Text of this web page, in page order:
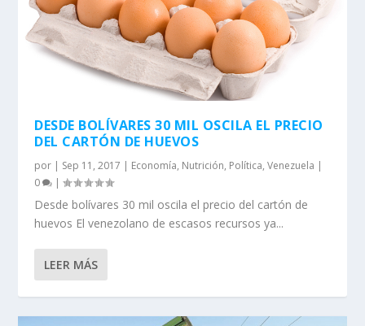
DESDE BOLÍVARES 30 MIL OSCILA EL PRECIO
DEL CARTÓN DE HUEVOS
por | Sep 11, 2017 | Economía, Nutrición, Política,Venezuela |
0
|
Desde bolívares 30 mil oscila el precio del cartón de
huevos El venezolano de escasos recursos ya...
LEER MÁS